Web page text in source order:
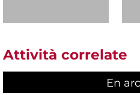
Attività correlate
En